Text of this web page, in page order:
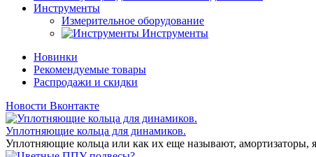
Инструменты
Измерительное оборудование
Инструменты
Новинки
Рекомендуемые товары
Распродажи и скидки
Новости Вконтакте
Уплотняющие кольца для динамиков.
Уплотняющие кольца или как их еще называют, амортизаторы,